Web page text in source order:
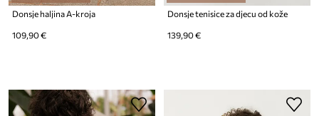
Donsje haljina A-kroja
109,90 €
Donsje tenisice za djecu od kože
139,90 €